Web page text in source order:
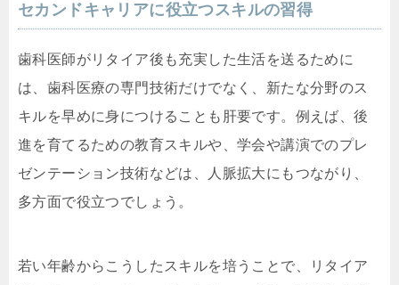
セカンドキャリアに役立つスキルの習得
歯科医師がリタイア後も充実した生活を送るために
は、歯科医療の専門技術だけでなく、新たな分野のス
キルを早めに身につけることも肝要です。例えば、後
進を育てるための教育スキルや、学会や講演でのプレ
ゼンテーション技術などは、人脈拡大にもつながり、
多方面で役立つでしょう。
若い年齢からこうしたスキルを培うことで、リタイア